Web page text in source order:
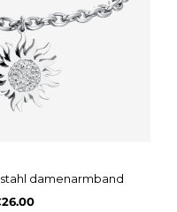
stahl damenarmband